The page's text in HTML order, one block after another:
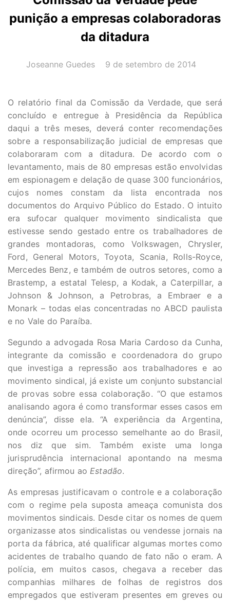
punição a empresas colaboradoras
da ditadura
AUTOR(A):
Joseanne Guedes DATA:
9 de setembro de 2014
O relatório final da Comissão da Verdade, que será
concluído e entregue à Presidência da República
daqui a três meses, deverá conter recomendações
sobre a responsabilização judicial de empresas que
colaboraram com a ditadura. De acordo com o
levantamento, mais de 80 empresas estão envolvidas
em espionagem e delação de quase 300 funcionários,
cujos nomes constam da lista encontrada nos
documentos do Arquivo Público do Estado. O intuito
era sufocar qualquer movimento sindicalista que
estivesse sendo gestado entre os trabalhadores de
grandes montadoras, como Volkswagen, Chrysler,
Ford, General Motors, Toyota, Scania, Rolls-Royce,
Mercedes Benz, e também de outros setores, como a
Brastemp, a estatal Telesp, a Kodak, a Caterpillar, a
Johnson & Johnson, a Petrobras, a Embraer e a
Monark – todas elas concentradas no ABCD paulista
e no Vale do Paraíba.
Segundo a advogada Rosa Maria Cardoso da Cunha,
integrante da comissão e coordenadora do grupo
que investiga a repressão aos trabalhadores e ao
movimento sindical, já existe um conjunto substancial
de provas sobre essa colaboração. “O que estamos
analisando agora é como transformar esses casos em
denúncia”, disse ela. “A experiência da Argentina,
onde ocorreu um processo semelhante ao do Brasil,
nos diz que sim. Também existe uma longa
jurisprudência internacional apontando na mesma
direção”, afirmou aoEstadão.
As empresas justificavam o controle e a colaboração
com o regime pela suposta ameaça comunista dos
movimentos sindicais. Desde citar os nomes de quem
organizasse atos sindicalistas ou vendesse jornais na
porta da fábrica, até qualificar algumas mortes como
acidentes de trabalho quando de fato não o eram. A
polícia, em muitos casos, chegava a receber das
companhias milhares de folhas de registros dos
empregados que estiveram presentes em greves ou